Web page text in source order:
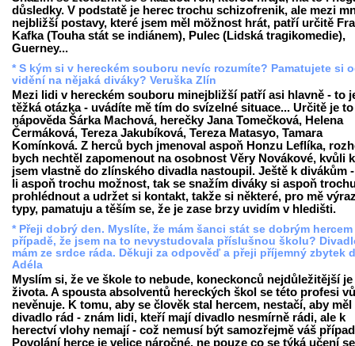
důsledky. V podstatě je herec trochu schizofrenik, ale mezi
nejbližší postavy, které jsem měl möžnost hrát, patří určitě
Kafka (Touha stát se indiánem), Pulec (Lidská tragikomedie),
Guerney...
* S kým si v hereckém souboru nevíc rozumíte? Pamatujete si
vidění na nějaká diváky? Veruška Zlín
Mezi lidi v hereckém souboru minejbližší patří asi hlavně - to
těžká otázka - uvádíte mě tím do svízelné situace... Určitě je to
nápověda Šárka Machová, herečky Jana Tomečková, Helena
Čermáková, Tereza Jakubíková, Tereza Matasyo, Tamara
Komínková. Z herců bych jmenoval aspoň Honzu Leflíka,
bych nechtěl zapomenout na osobnost Věry Novákové, kvůli
jsem vlastně do zlínského divadla nastoupil. Ještě k divákům
li aspoň trochu možnost, tak se snažím diváky si aspoň
prohlédnout a udržet si kontakt, takže si některé, pro mě
typy, pamatuju a těším se, že je zase brzy uvidím v hledišti.
* Přeji dobrý den. Myslíte, že mám šanci stát se dobrým hercem
případě, že jsem na to nevystudovala příslušnou školu?
mám ze srdce ráda. Děkuji za odpověď a přeji příjemný zbytek
Adéla
Myslím si, že ve škole to nebude, koneckonců nejdůležitější
života. A spousta absolventů hereckých škol se této profesi
nevěnuje. K tomu, aby se člověk stal hercem, nestačí, aby měl
divadlo rád - znám lidi, kteří mají divadlo nesmírně rádi, ale k
herectví vlohy nemají - což nemusí být samozřejmě váš
Povolání herce je velice náročné, ne pouze co se týká učení